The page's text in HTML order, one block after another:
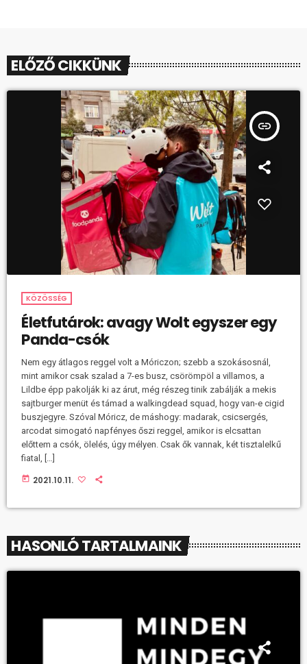
ELŐZŐ CIKKÜNK
insert_link
KÖZÖSSÉG
Életfutárok: avagy Wolt egyszer egy
Panda-csók
Nem egy átlagos reggel volt a Móriczon; szebb a szokásosnál,
mint amikor csak szalad a 7-es busz, csörömpöl a villamos, a
Lildbe épp pakolják ki az árut, még részeg tinik zabálják a mekis
sajtburger menüt és támad a walkingdead squad, hogy van-e cigid
buszjegyre. Szóval Móricz, de máshogy: madarak, csicsergés,
arcodat simogató napfényes őszi reggel, amikor is elcsattan
előttem a csók, ölelés, úgy mélyen. Csak ők vannak, két tisztalelkű
fiatal, […]
today 2021.10.11.
HASONLÓ TARTALMAINK